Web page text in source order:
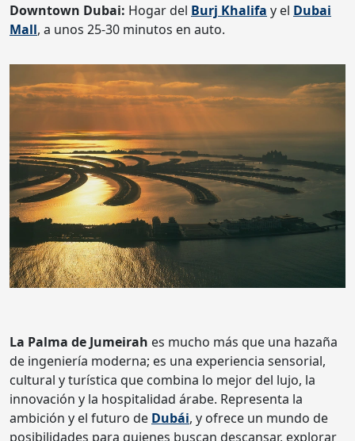
Downtown Dubai: Hogar del Burj Khalifa y el Dubai
Mall, a unos 25-30 minutos en auto.
La Palma de Jumeirah es mucho más que una hazaña
de ingeniería moderna; es una experiencia sensorial,
cultural y turística que combina lo mejor del lujo, la
innovación y la hospitalidad árabe. Representa la
ambición y el futuro de Dubái, y ofrece un mundo de
posibilidades para quienes buscan descansar, explorar